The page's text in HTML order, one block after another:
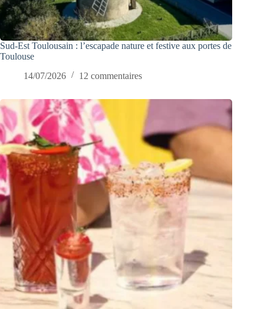
Sud-Est Toulousain : l’escapade nature et festive aux portes de
Toulouse
14/07/2026
12 commentaires